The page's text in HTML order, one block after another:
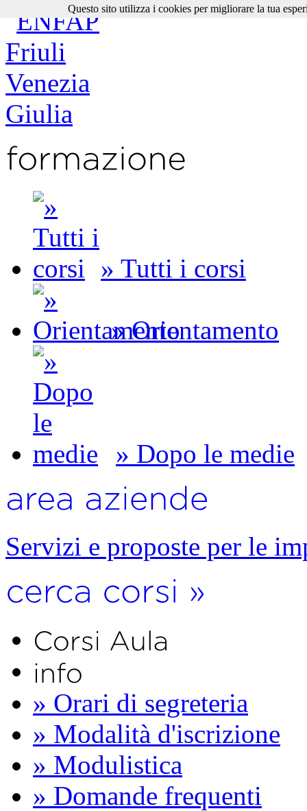
» Tutti i corsi
» Orientamento
» Dopo le medie
Servizi e proposte per le
» Orari di segreteria
» Modalità d'iscrizione
» Modulistica
» Domande frequenti
Questo sito utilizza i cookies per migliorare la tua